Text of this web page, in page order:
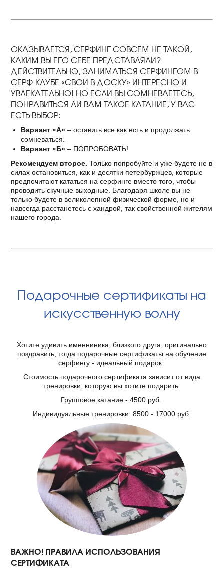
ОКАЗЫВАЕТСЯ, СЕРФИНГ СОВСЕМ НЕ ТАКОЙ,
КАКИМ ВЫ ЕГО СЕБЕ ПРЕДСТАВЛЯЛИ?
ДЕЙСТВИТЕЛЬНО, ЗАНИМАТЬСЯ СЕРФИНГОМ В
СЕРФ-КЛУБЕ «СВОИ В ДОСКУ» ИНТЕРЕСНО И
УВЛЕКАТЕЛЬНО! НО ЕСЛИ ВЫ СОМНЕВАЕТЕСЬ,
ПОНРАВИТЬСЯ ЛИ ВАМ ТАКОЕ КАТАНИЕ, У ВАС
ЕСТЬ ВЫБОР:
Вариант «А» – оставить все как есть и продолжать
сомневаться.
Вариант «Б» – ПОПРОБОВАТЬ!
Рекомендуем второе. Только попробуйте и уже будете не в
силах остановиться, как и десятки петербуржцев, которые
предпочитают кататься на серфинге вместо того, чтобы
проводить скучные выходные. Благодаря школе вы не
только будете в великолепной физической форме, но и
навсегда расстанетесь с хандрой, так свойственной жителям
нашего города.
Подарочные сертификаты на
искусственную волну
Хотите удивить именниника, близкого друга, оригинально
поздравить, тогда подарочные сертификаты на обучение
серфингу - идеальный подарок.
Стоимость подарочного сертификата зависит от вида
тренировки, которую вы хотите подарить:
Групповое катание - 4500 руб.
Индивидуальные тренировки: 8500 - 17000 руб.
ВАЖНО! ПРАВИЛА ИСПОЛЬЗОВАНИЯ
СЕРТИФИКАТА